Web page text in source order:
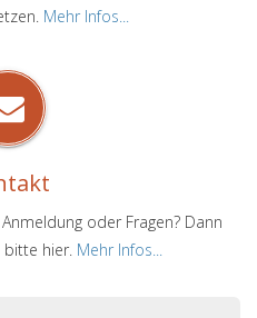
Mehr Infos...
oder Fragen? Dann
bitte hier. Mehr Infos...